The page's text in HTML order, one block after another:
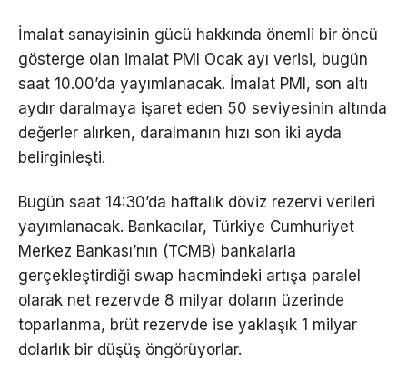
İmalat sanayisinin gücü hakkında önemli bir öncü
gösterge olan imalat PMI Ocak ayı verisi, bugün
saat 10.00’da yayımlanacak. İmalat PMI, son altı
aydır daralmaya işaret eden 50 seviyesinin altında
değerler alırken, daralmanın hızı son iki ayda
belirginleşti.
Bugün saat 14:30’da haftalık döviz rezervi verileri
yayımlanacak. Bankacılar, Türkiye Cumhuriyet
Merkez Bankası’nın (TCMB) bankalarla
gerçekleştirdiği swap hacmindeki artışa paralel
olarak net rezervde 8 milyar doların üzerinde
toparlanma, brüt rezervde ise yaklaşık 1 milyar
dolarlık bir düşüş öngörüyorlar.